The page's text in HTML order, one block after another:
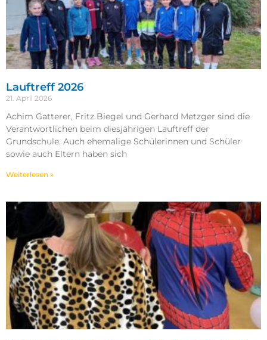
Lauftreff 2026
21. April 2026
Achim Gatterer, Fritz Biegel und Gerhard Metzger sind die
Verantwortlichen beim diesjährigen Lauftreff der
Grundschule. Auch ehemalige Schülerinnen und Schüler
sowie auch Eltern haben sich
Weiterlesen »